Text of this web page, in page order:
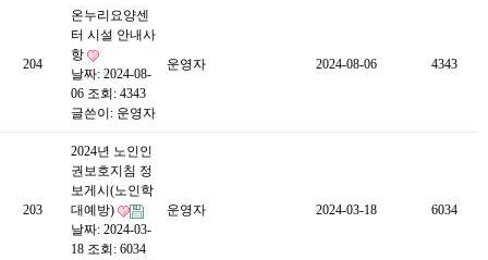
204
온누리요양센
터 시설 안내사
항
날짜: 2024-08-
06 조회: 4343
글쓴이: 운영자
운영자 2024-08-06 4343
203
2024년 노인인
권보호지침 정
보게시(노인학
대예방)
날짜: 2024-03-
18 조회: 6034
운영자 2024-03-18 6034